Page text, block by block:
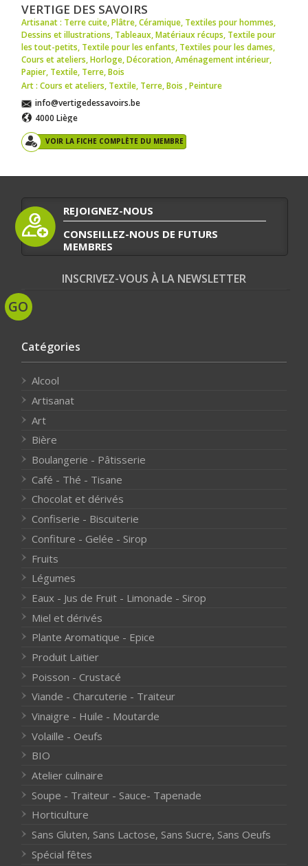
VERTIGE DES SAVOIRS
Artisanat : Terre cuite,Plâtre,Céramique, Textiles pour hommes,
Dessins et illustrations, Tableaux,Matériaux récups, Textile pour
les tout-petits, Textile pour les enfants, Textiles pour les dames,
Cours et ateliers,Horloge,Décoration,Aménagement intérieur,
Papier, Textile, Terre,Bois
Art : Cours et ateliers, Textile, Terre,Bois ,Peinture
info@vertigedessavoirs.be
4000 Liège
VOIR LA FICHE COMPLÈTE DU MEMBRE
REJOIGNEZ-NOUS
CONSEILLEZ-NOUS DE FUTURS
MEMBRES
INSCRIVEZ-VOUS À LA NEWSLETTER
Catégories
Alcool
Artisanat
Art
Bière
Boulangerie - Pâtisserie
Café - Thé - Tisane
Chocolat et dérivés
Confiserie - Biscuiterie
Confiture - Gelée - Sirop
Fruits
Légumes
Eaux - Jus de Fruit - Limonade - Sirop
Miel et dérivés
Plante Aromatique - Epice
Produit Laitier
Poisson - Crustacé
Viande - Charcuterie - Traiteur
Vinaigre - Huile - Moutarde
Volaille - Oeufs
BIO
Atelier culinaire
Soupe - Traiteur - Sauce- Tapenade
Horticulture
Sans Gluten, Sans Lactose, Sans Sucre, Sans Oeufs
Spécial fêtes